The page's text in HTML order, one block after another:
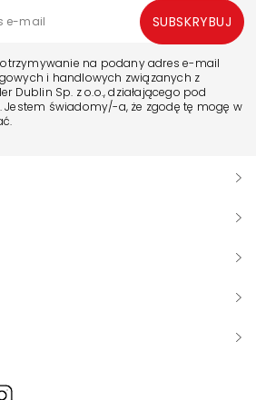
na podany adres e-mail
i handlowych związanych z
Dublin Sp. z o.o., działającego pod
Jestem świadomy/-a, że zgodę tę mogę w
SUBSKRYBUJ